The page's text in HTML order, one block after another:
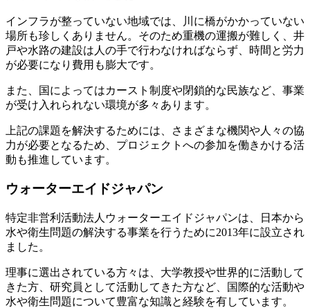
インフラが整っていない地域では、川に橋がかかっていない
場所も珍しくありません。そのため重機の運搬が難しく、井
戸や水路の建設は人の手で行わなければならず、時間と労力
が必要になり費用も膨大です。
また、国によってはカースト制度や閉鎖的な民族など、事業
が受け入れられない環境が多々あります。
上記の課題を解決するためには、さまざまな機関や人々の協
力が必要となるため、プロジェクトへの参加を働きかける活
動も推進しています。
ウォーターエイドジャパン
特定非営利活動法人ウォーターエイドジャパンは、日本から
水や衛生問題の解決する事業を行うために2013年に設立され
ました。
理事に選出されている方々は、大学教授や世界的に活動して
きた方、研究員として活動してきた方など、国際的な活動や
水や衛生問題について豊富な知識と経験を有しています。